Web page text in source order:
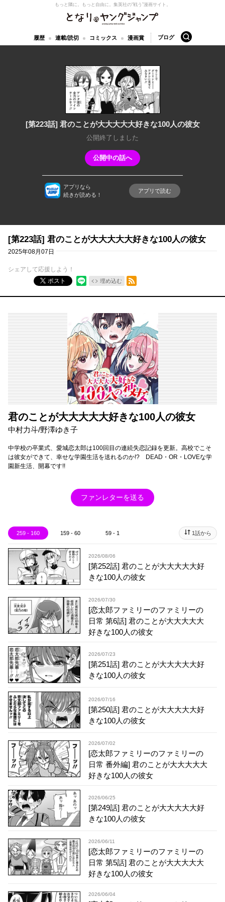
となりのヤングジャンプ
もっと隣に。もっと自由に。 集英社の“戦う”漫画サイト。
履歴 連載/読切 コミックス 漫画賞 ブログ 検索
[第223話] 君のことが大大大大大好きな100人の彼女
公開終了しました
公開中の話へ
アプリなら
続きが読める！
アプリで読む
[第223話] 君のことが大大大大大好きな100人の彼女
2025年08月07日
シェアして応援しよう！
ポスト
埋め込む
RSSフィード
君のことが大大大大大好きな100人の彼女
中村力斗/野澤ゆき子
中学校の卒業式、愛城恋太郎は100回目の連続失恋記録を更新。高校でこそ
は彼女ができて、幸せな学園生活を送れるのか!? DEAD・OR・LOVEな学
園新生活、開幕です!!
ファンレターを送る
259 - 160 159 - 60 59 - 1 1話から
2026/08/06
[第252話] 君のことが大大大大大好
きな100人の彼女
2026/07/30
[恋太郎ファミリーのファミリーの
日常 第6話] 君のことが大大大大大
好きな100人の彼女
2026/07/23
[第251話] 君のことが大大大大大好
きな100人の彼女
2026/07/16
[第250話] 君のことが大大大大大好
きな100人の彼女
2026/07/02
[恋太郎ファミリーのファミリーの
日常 番外編] 君のことが大大大大大
好きな100人の彼女
2026/06/25
[第249話] 君のことが大大大大大好
きな100人の彼女
2026/06/11
[恋太郎ファミリーのファミリーの
日常 第5話] 君のことが大大大大大
好きな100人の彼女
2026/06/04